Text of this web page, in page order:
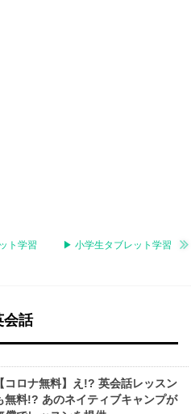
ト学習 ▶︎ 小学生タブレット学習
会話
【コロナ無料】え!? 英会話レッスン
無料!? あのネイティブキャンプが